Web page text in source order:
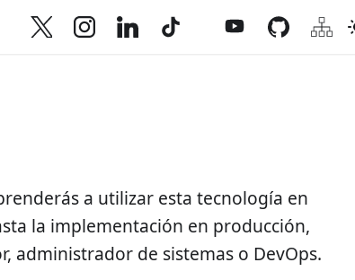
a utilizar esta tecnología en
la implementación en producción,
administrador de sistemas o DevOps.